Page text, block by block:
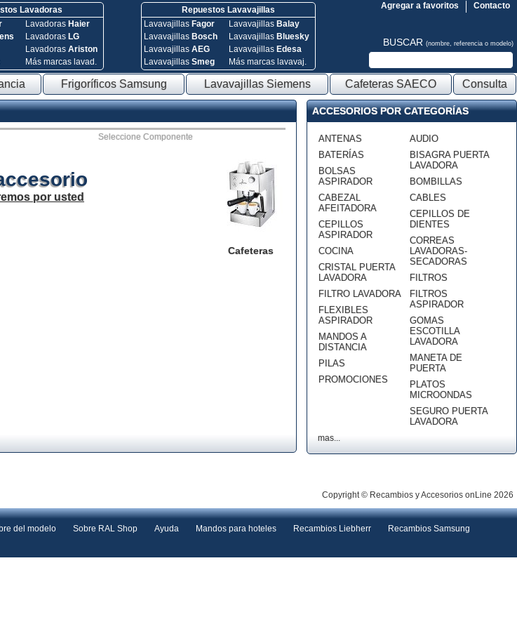
Lavadoras
Lavadoras Haier
Lavadoras LG
Lavadoras Ariston
Más marcas lavad.
Repuestos Lavavajillas
Lavavajillas Fagor
Lavavajillas Bosch
Lavavajillas AEG
Lavavajillas Smeg
Lavavajillas Balay
Lavavajillas Bluesky
Lavavajillas Edesa
Más marcas lavavaj.
Contacto
Agregar a favoritos
BUSCAR (nombre, referencia o modelo)
Frigoríficos Samsung Lavavajillas Siemens Cafeteras SAECO Consulta
Seleccione Componente
Cafeteras
por usted
ACCESORIOS POR CATEGORÍAS
ANTENAS
BATERÍAS
BOLSAS
ASPIRADOR
CABEZAL
AFEITADORA
CEPILLOS
ASPIRADOR
COCINA
CRISTAL PUERTA
LAVADORA
FILTRO LAVADORA
FLEXIBLES
ASPIRADOR
MANDOS A
DISTANCIA
PILAS
PROMOCIONES
AUDIO
BISAGRA PUERTA
LAVADORA
BOMBILLAS
CABLES
CEPILLOS DE
DIENTES
CORREAS
LAVADORAS-
SECADORAS
FILTROS
FILTROS
ASPIRADOR
GOMAS
ESCOTILLA
LAVADORA
MANETA DE
PUERTA
PLATOS
MICROONDAS
SEGURO PUERTA
LAVADORA
mas...
Copyright © Recambios y Accesorios onLine 2026
del modelo Sobre RAL Shop Ayuda Mandos para hoteles Recambios Liebherr
Recambios Samsung